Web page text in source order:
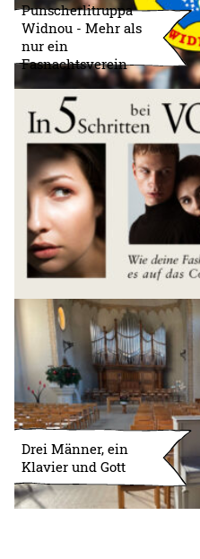
Punscherlitruppa
Widnou - Mehr als
nur ein
Fasnachtsverein
Drei Männer, ein
Klavier und Gott